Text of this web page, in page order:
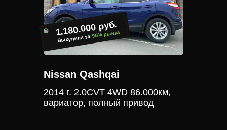
1.180.000 руб.
Выкупили за95% рынка
2014 г. 2.0CVT 4WD 86.000км,
вариатор, полный привод
Nissan Qashqai